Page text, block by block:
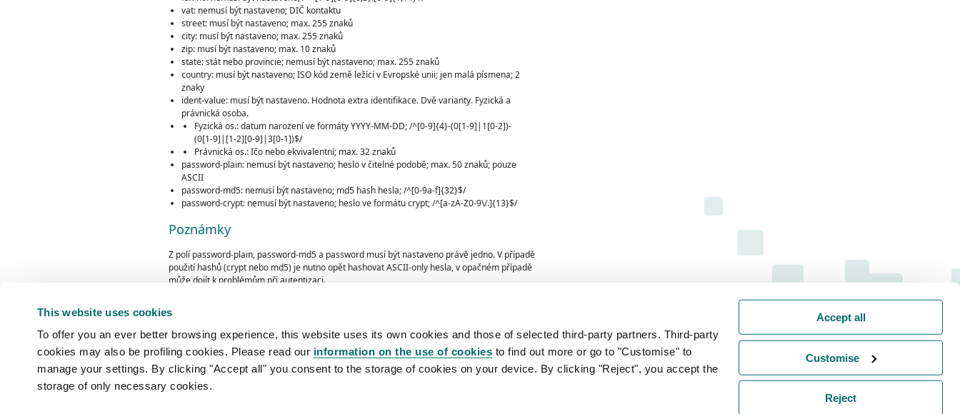
This website uses cookies
To offer you an ever better browsing experience, this website uses its own cookies and those of selected third-party partners. Third-party
cookies may also be profiling cookies. Please read our information on the use of cookies to find out more or go to "Customise" to
manage your settings. By clicking "Accept all" you consent to the storage of cookies on your device. By clicking "Reject", you accept the
storage of only necessary cookies.
Accept all
Customise
Reject
vat: nemusí být nastaveno; DIČ kontaktu
street: musí být nastaveno; max. 255 znaků
city: musí být nastaveno; max. 255 znaků
zip: musí být nastaveno; max. 10 znaků
state: stát nebo provincie; nemusí být nastaveno; max. 255 znaků
country: musí být nastaveno; ISO kód země ležící v Evropské unii; jen malá písmena; 2
znaky
ident-value: musí být nastaveno. Hodnota extra identifikace. Dvě varianty. Fyzická a
právnická osoba.
Fyzická os.: datum narození ve formáty YYYY-MM-DD; /^[0-9]{4}-(0[1-9]|1[0-2])-
(0[1-9]|[1-2][0-9]|3[0-1])$/
Právnická os.: Ičo nebo ekvivalentní; max. 32 znaků
password-plain: nemusí být nastaveno; heslo v čitelné podobě; max. 50 znaků; pouze
ASCII
password-md5: nemusí být nastaveno; md5 hash hesla; /^[0-9a-f]{32}$/
password-crypt: nemusí být nastaveno; heslo ve formátu crypt; /^[a-zA-Z0-9\/.]{13}$/
Poznámky
Z polí password-plain, password-md5 a password musí být nastaveno právě jedno. V případě
použití hashů (crypt nebo md5) je nutno opět hashovat ASCII-only hesla, v opačném případě
může dojít k problémům při autentizaci.
kompatibilní). Hodnota pole se pak musí shodovat s výrazem.
Typ kontaktu (pravnická nebo fyzická osoba) je dán tím jestli hodnota ident-value je platné
datum YYYY-MM-DD. Pokud ano jedná se o fyzyckou os. jinak právnickou.